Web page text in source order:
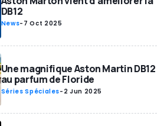
DB12
News- 7 Oct 2025
Une magnifique Aston Martin DB12
au parfum de Floride
Séries Spéciales- 2 Jun 2025